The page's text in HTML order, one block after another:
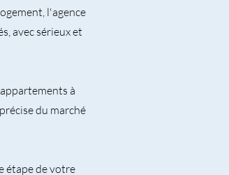
l'agence
avec sérieux et
à
du marché
étape de votre